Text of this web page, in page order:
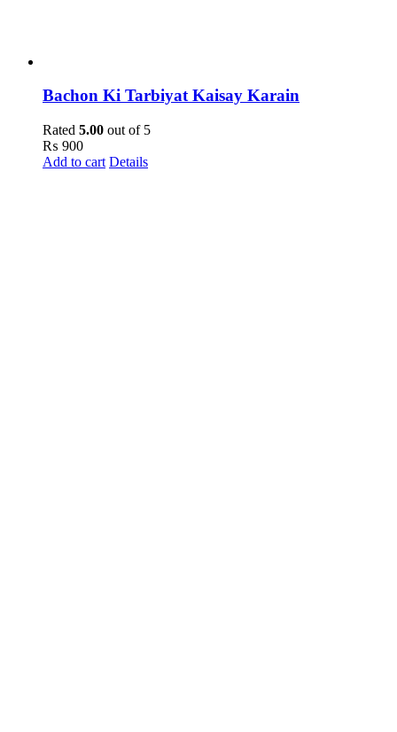
Bachon Ki Tarbiyat Kaisay Karain
Rated 5.00 out of 5
₨ 900
Add to cart Details